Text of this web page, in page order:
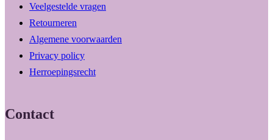
Veelgestelde vragen
Retourneren
Algemene voorwaarden
Privacy policy
Herroepingsrecht
Contact